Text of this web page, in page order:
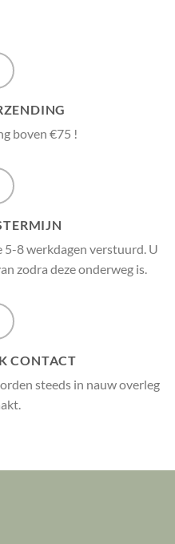
boven €75 !
8 werkdagen verstuurd. U
zodra deze onderweg is.
CONTACT
steeds in nauw overleg